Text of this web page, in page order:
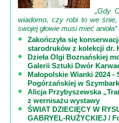
Świat
Wioska
Ogłoszenia
Rozrywka
Poznaj
„Gdy
wiadomo, czy robi to we
swojej głowie musi mieć anioła”
Zakończyła się
starodruków z kolekcji dr.
Dzieła Olgi Boznańskiej
Galerii Sztuki Dwór
Małopolskie Wianki 2024 -
Pogórzańskiej w
Alicja Przybyszewska
z wernisażu wystawy
ŚWIAT DZIECIĘCY W
GABRYEL-RUŻYCKIEJ /